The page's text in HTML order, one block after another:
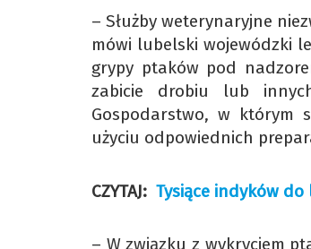
– Służby weterynaryjne
mówi lubelski wojewódzki
grypy ptaków pod
zabicie drobiu lub
Gospodarstwo, w którym
użyciu odpowiednich
CZYTAJ: Tysiące indyków
– W związku z wykryciem